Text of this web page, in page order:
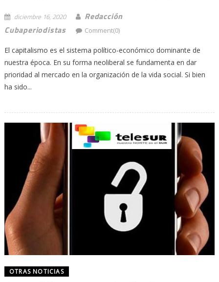
diciembre 16, 2020
Redacción
Cubaperiodistas
Comment(0)
El capitalismo es el sistema político-económico dominante de
nuestra época. En su forma neoliberal se fundamenta en dar
prioridad al mercado en la organización de la vida social. Si bien
ha sido...
OTRAS NOTICIAS